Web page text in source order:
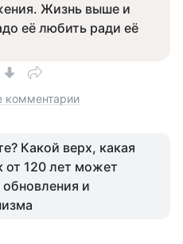
Жизнь выше и
её любить ради её
комментарии
Какой верх, какая
от 120 лет может
обновления и